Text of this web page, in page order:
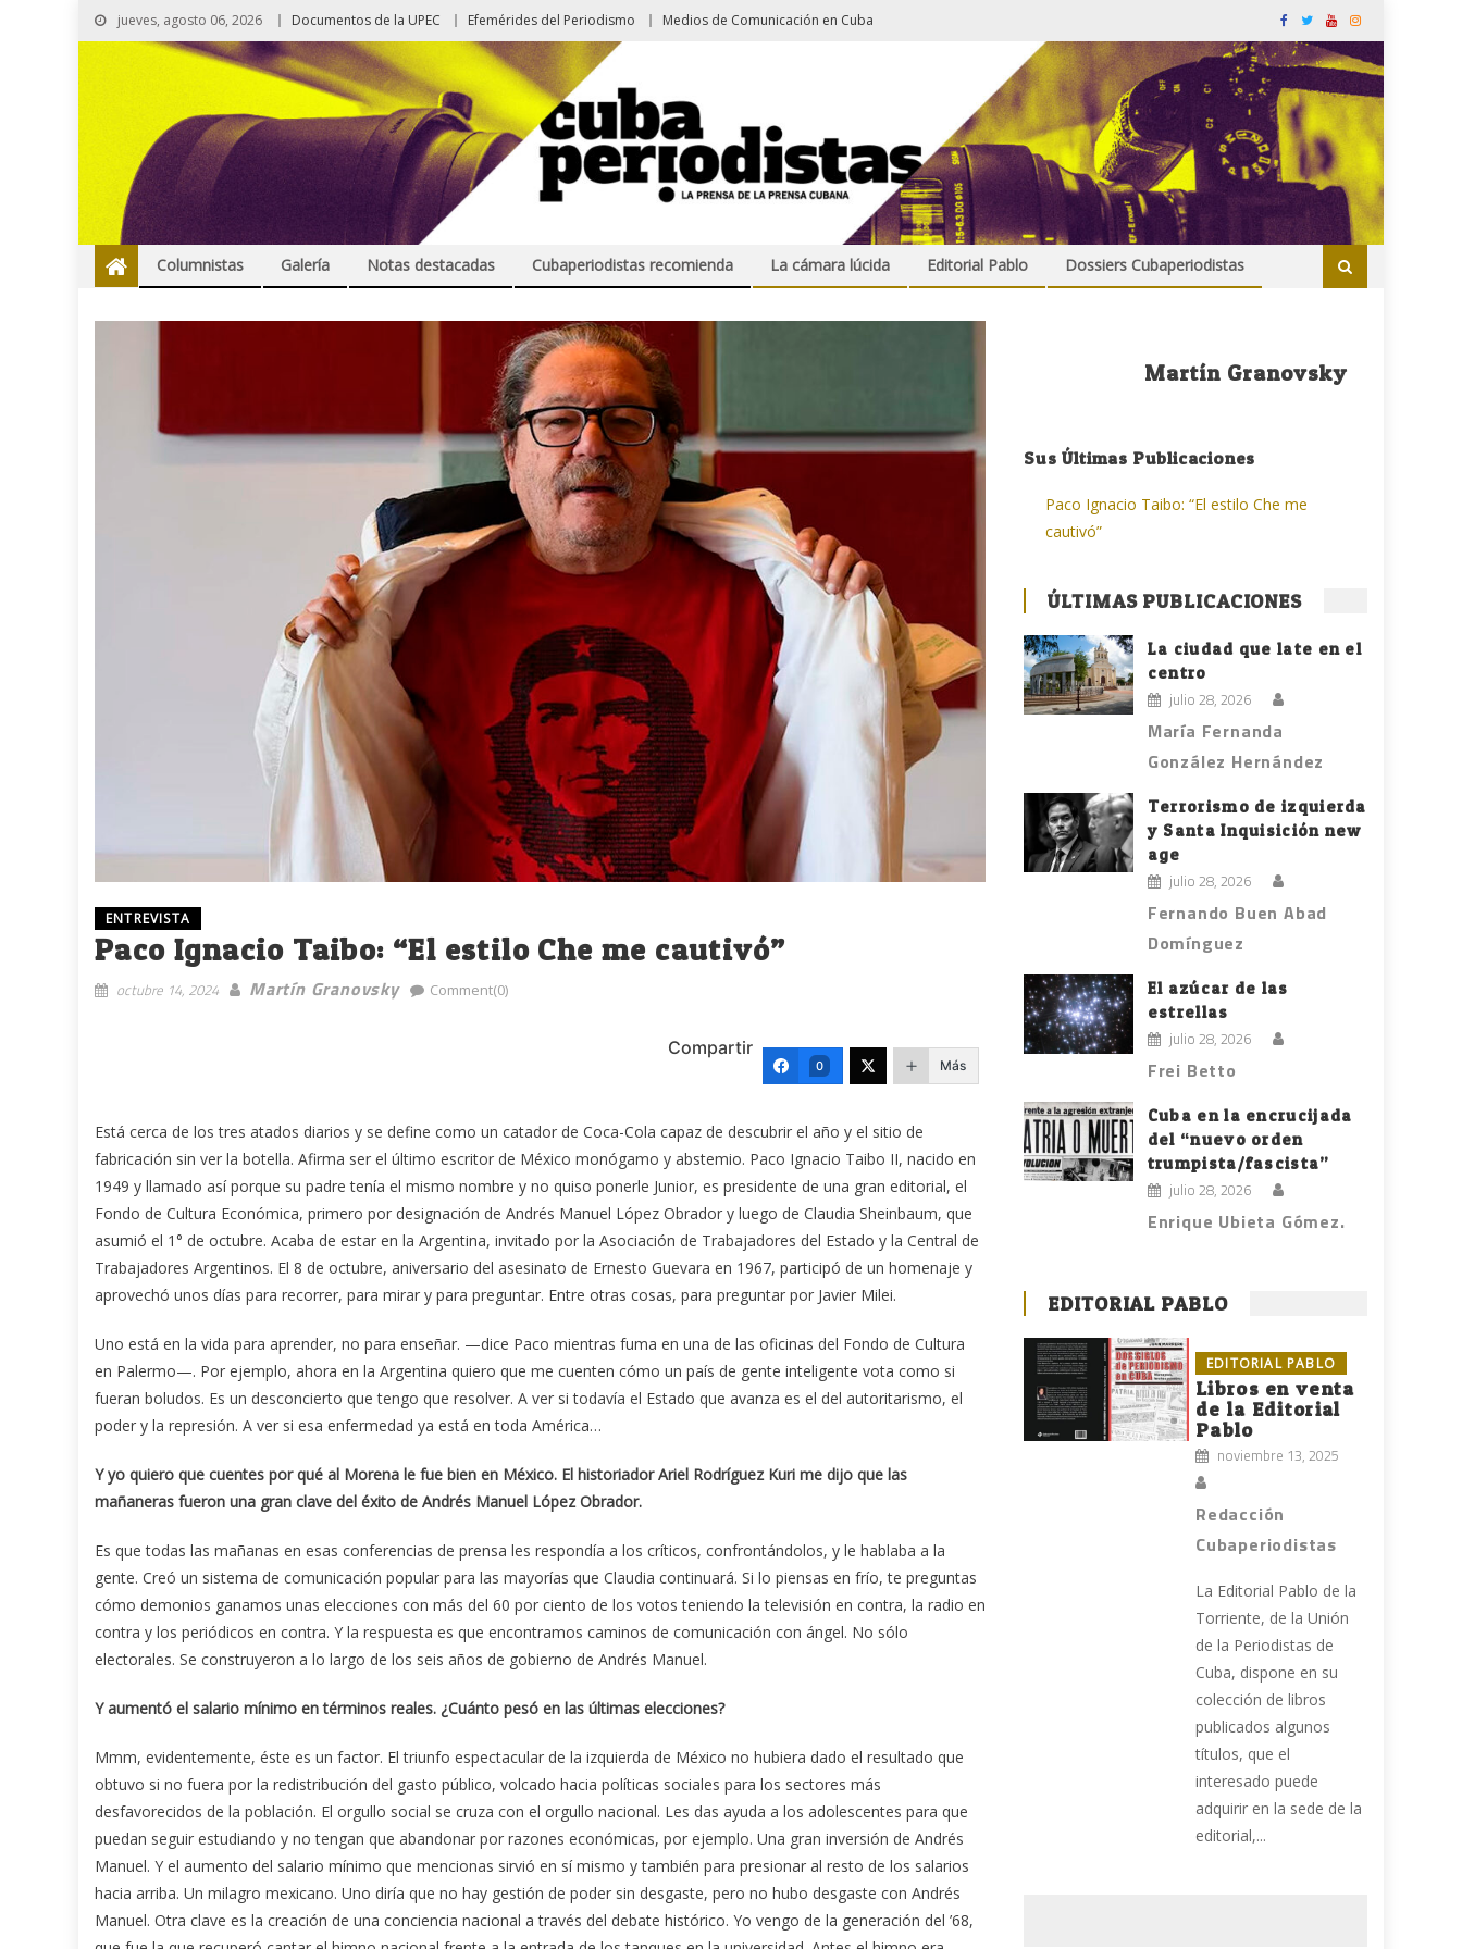
jueves, agosto 06, 2026 Documentos de la UPEC Efemérides del Periodismo Medios de Comunicación en Cuba
Columnistas Galería Notas destacadas Cubaperiodistas recomienda La cámara lúcida Editorial Pablo Dossiers Cubaperiodistas
ENTREVISTA
Paco Ignacio Taibo: “El estilo Che me cautivó”
octubre 14, 2024 Martín Granovsky Comment(0)
Compartir
0 Más
Está cerca de los tres atados diarios y se define como un catador de Coca-Cola capaz de descubrir el año y el sitio de
fabricación sin ver la botella. Afirma ser el último escritor de México monógamo y abstemio. Paco Ignacio Taibo II, nacido en
1949 y llamado así porque su padre tenía el mismo nombre y no quiso ponerle Junior, es presidente de una gran editorial, el
Fondo de Cultura Económica, primero por designación de Andrés Manuel López Obrador y luego de Claudia Sheinbaum, que
asumió el 1° de octubre. Acaba de estar en la Argentina, invitado por la Asociación de Trabajadores del Estado y la Central de
Trabajadores Argentinos. El 8 de octubre, aniversario del asesinato de Ernesto Guevara en 1967, participó de un homenaje y
aprovechó unos días para recorrer, para mirar y para preguntar. Entre otras cosas, para preguntar por Javier Milei.
Uno está en la vida para aprender, no para enseñar. —dice Paco mientras fuma en una de las oficinas del Fondo de Cultura
en Palermo—. Por ejemplo, ahora en la Argentina quiero que me cuenten cómo un país de gente inteligente vota como si
fueran boludos. Es un desconcierto que tengo que resolver. A ver si todavía el Estado que avanza es el del autoritarismo, el
poder y la represión. A ver si esa enfermedad ya está en toda América…
Y yo quiero que cuentes por qué al Morena le fue bien en México. El historiador Ariel Rodríguez Kuri me dijo que las
mañaneras fueron una gran clave del éxito de Andrés Manuel López Obrador.
Es que todas las mañanas en esas conferencias de prensa les respondía a los críticos, confrontándolos, y le hablaba a la
gente. Creó un sistema de comunicación popular para las mayorías que Claudia continuará. Si lo piensas en frío, te preguntas
cómo demonios ganamos unas elecciones con más del 60 por ciento de los votos teniendo la televisión en contra, la radio en
contra y los periódicos en contra. Y la respuesta es que encontramos caminos de comunicación con ángel. No sólo
electorales. Se construyeron a lo largo de los seis años de gobierno de Andrés Manuel.
Y aumentó el salario mínimo en términos reales. ¿Cuánto pesó en las últimas elecciones?
Mmm, evidentemente, éste es un factor. El triunfo espectacular de la izquierda de México no hubiera dado el resultado que
obtuvo si no fuera por la redistribución del gasto público, volcado hacia políticas sociales para los sectores más
desfavorecidos de la población. El orgullo social se cruza con el orgullo nacional. Les das ayuda a los adolescentes para que
puedan seguir estudiando y no tengan que abandonar por razones económicas, por ejemplo. Una gran inversión de Andrés
Manuel. Y el aumento del salario mínimo que mencionas sirvió en sí mismo y también para presionar al resto de los salarios
hacia arriba. Un milagro mexicano. Uno diría que no hay gestión de poder sin desgaste, pero no hubo desgaste con Andrés
Manuel. Otra clave es la creación de una conciencia nacional a través del debate histórico. Yo vengo de la generación del ’68,
Martín Granovsky
Sus Últimas Publicaciones
Paco Ignacio Taibo: “El estilo Che me
cautivó”
ÚLTIMAS PUBLICACIONES
La ciudad que late en el
centro
julio 28, 2026
María Fernanda
González Hernández
Terrorismo de izquierda
y Santa Inquisición new
age
julio 28, 2026
Fernando Buen Abad
Domínguez
El azúcar de las
estrellas
julio 28, 2026
Frei Betto
Cuba en la encrucijada
del “nuevo orden
trumpista/fascista”
julio 28, 2026
Enrique Ubieta Gómez.
EDITORIAL PABLO
EDITORIAL PABLO
Libros en venta
de la Editorial
Pablo
noviembre 13, 2025
Redacción
Cubaperiodistas
La Editorial Pablo de la
Torriente, de la Unión
de la Periodistas de
Cuba, dispone en su
colección de libros
publicados algunos
títulos, que el
interesado puede
adquirir en la sede de la
editorial,...